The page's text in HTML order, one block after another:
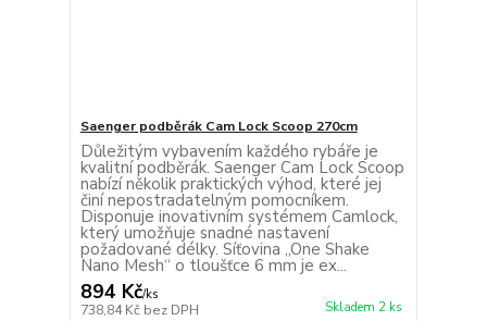
Saenger podběrák Cam Lock Scoop 270cm
Důležitým vybavením každého rybáře je
kvalitní podběrák. Saenger Cam Lock Scoop
nabízí několik praktických výhod, které jej
činí nepostradatelným pomocníkem.
Disponuje inovativním systémem Camlock,
který umožňuje snadné nastavení
požadované délky. Síťovina „One Shake
Nano Mesh“ o tloušťce 6 mm je ex...
894 Kč/ks
738,84 Kč bez DPH Skladem 2 ks